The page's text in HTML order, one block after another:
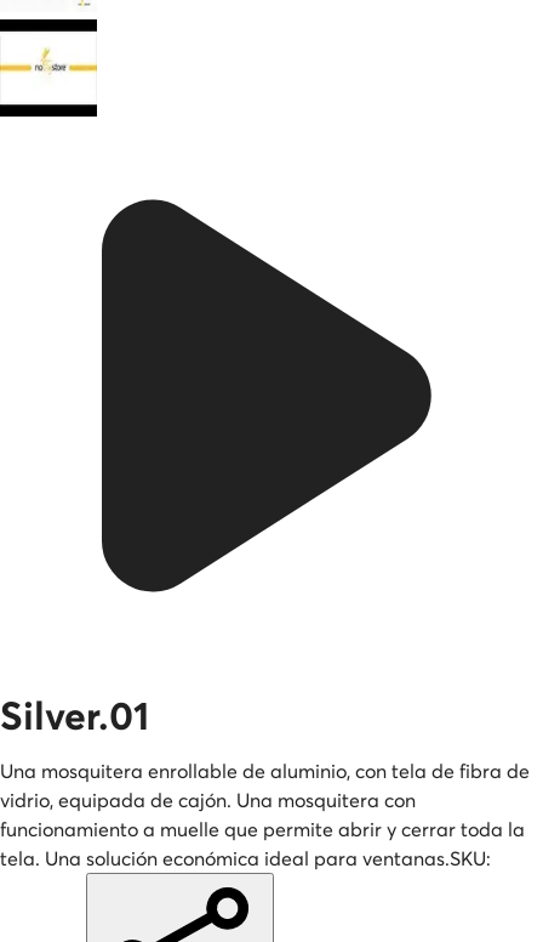
Silver.01
Una mosquitera enrollable de aluminio, con tela de fibra de
vidrio, equipada de cajón. Una mosquitera con
funcionamiento a muelle que permite abrir y cerrar toda la
tela. Una solución económica ideal para ventanas.SKU: